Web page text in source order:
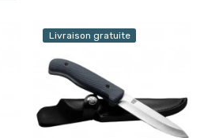
Livraison gratuite